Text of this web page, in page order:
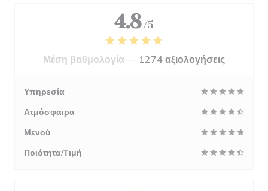
4.8 /5
Μέση βαθμολογία — 1274 αξιολογήσεις
Υπηρεσία
Ατμόσφαιρα
Μενού
Ποιότητα/Τιμή